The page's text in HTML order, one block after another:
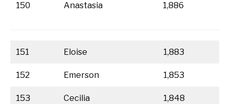
150 Anastasia 1,886
151 Eloise 1,883
152 Emerson 1,853
153 Cecilia 1,848